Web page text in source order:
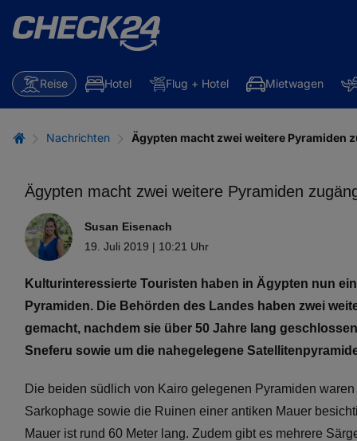
Reise Hotel Flug + Hotel Mietwagen
Nachrichten Ägypten macht zwei weitere Pyramiden
Ägypten macht zwei weitere Pyramiden
Susan Eisenach
19. Juli 2019 | 10:21 Uhr
Kulturinteressierte Touristen haben in Ägypten nun
Pyramiden. Die Behörden des Landes haben zwei
gemacht, nachdem sie über 50 Jahre lang
Sneferu sowie um die nahegelegene
Die beiden südlich von Kairo gelegenen Pyramiden
Sarkophage sowie die Ruinen einer antiken Mauer
Mauer ist rund 60 Meter lang. Zudem gibt es mehrere